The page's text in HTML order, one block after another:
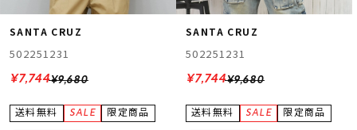
ムラサキスポーツ 公式アプリ
ポイント・クーポンもこのアプリで！
SANTA CRUZ
502251231
¥9,680
¥7,744
SANTA CRUZ
502251231
¥9,680
¥7,744